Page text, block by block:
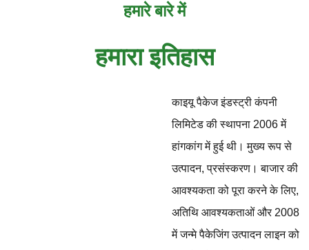
हमारे बारे में
हमारा इतिहास
काइयू पैकेज इंडस्ट्री कंपनी
लिमिटेड की स्थापना 2006 में
हांगकांग में हुई थी। मुख्य रूप से
उत्पादन, प्रसंस्करण। बाजार की
आवश्यकता को पूरा करने के लिए,
अतिथि आवश्यकताओं और 2008
में जन्मे पैकेजिंग उत्पादन लाइन को